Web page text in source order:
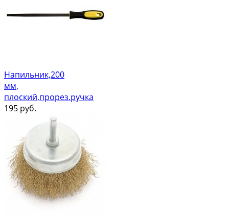
Напильник,200
мм,
плоский,прорез.ручка
195 руб.